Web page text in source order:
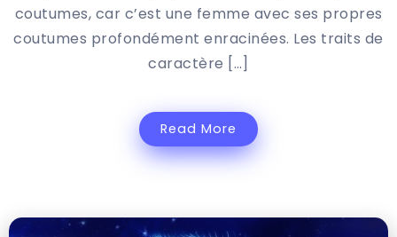
coutumes, car c’est une femme avec ses propres
coutumes profondément enracinées. Les traits de
caractère […]
Read More